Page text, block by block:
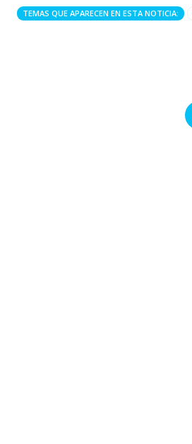
TEMAS QUE APARECEN EN ESTA NOTICIA: